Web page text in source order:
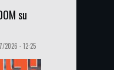
su
2026 - 12:25